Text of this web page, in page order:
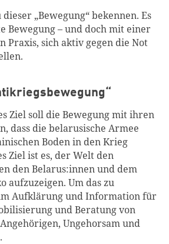
„Bewegung“ bekennen. Es
Bewegung – und doch mit einer
Praxis, sich aktiv gegen die Not
Ziel soll die Bewegung mit ihren
dass die belarusische Armee
Boden in den Krieg
Ziel ist es, der Welt den
den Belarus:innen und dem
aufzuzeigen. Um das zu
Aufklärung und Information für
und Beratung von
Ungehorsam und